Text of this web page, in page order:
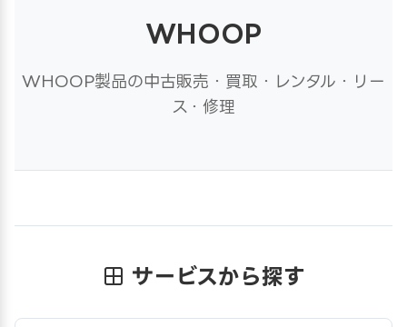
WHOOP
WHOOP製品の中古販売・買取・レンタル・リー
ス・修理
サービスから探す